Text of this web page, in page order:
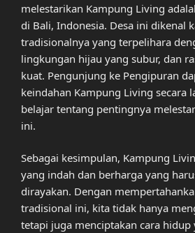
melestarikan Kampung Living
di Bali, Indonesia. Desa ini dikenal
tradisionalnya yang terpelihara
lingkungan hijau yang subur, dan
kuat. Pengunjung ke Pengipuran
keindahan Kampung Living secara
belajar tentang pentingnya
ini.
Sebagai kesimpulan, Kampung
yang indah dan berharga yang
dirayakan. Dengan
tradisional ini, kita tidak hanya
tetapi juga menciptakan cara hidup